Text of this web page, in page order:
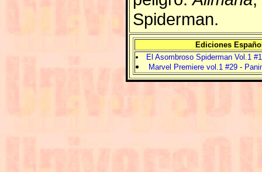
Spiderman.
Ediciones
El Asombroso Spiderman Vol.1
Marvel Premiere vol.1 #29 -